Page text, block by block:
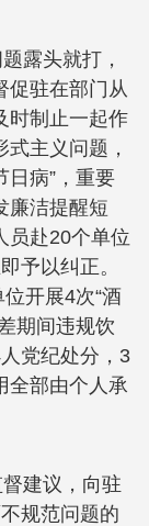
露头就打，
促驻在部门从
时制止一起作
主义问题，
日病”，重要
廉洁提醒短
员赴20个单位
予以纠正。
开展4次“酒
期间违规饮
党纪处分，3
全部由个人承
建议，向驻
规范问题的